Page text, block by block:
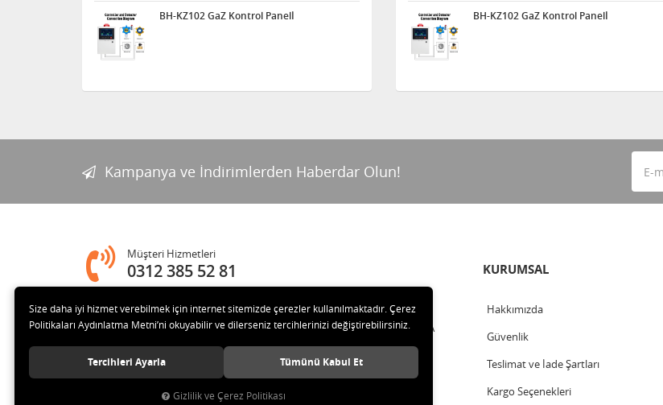
BH-KZ102 GaZ Kontrol Panelİ BH-KZ102 GaZ Kontrol Panelİ
Kampanya ve İndirimlerden Haberdar Olun!
Müşteri Hizmetleri
0312 385 52 81
Adres
Melih Gökçek Bulvarı Ada Plaza No:80-8 İVEDİK OSB Yenimahalle - ANKARA
KURUMSAL
Hakkımızda
Güvenlik
Teslimat ve İade Şartları
Kargo Seçenekleri
Size daha iyi hizmet verebilmek için internet sitemizde çerezler kullanılmaktadır. Çerez
Politikaları Aydınlatma Metni’ni okuyabilir ve dilerseniz tercihlerinizi değiştirebilirsiniz.
Tercihleri Ayarla Tümünü Kabul Et
Gizlilik ve Çerez Politikası